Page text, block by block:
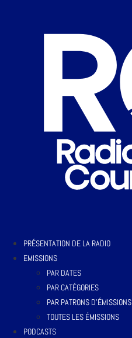
PRÉSENTATION DE LA RADIO
EMISSIONS
PAR DATES
PAR CATÉGORIES
PAR PATRONS D’ÉMISSIONS
TOUTES LES ÉMISSIONS
PODCASTS